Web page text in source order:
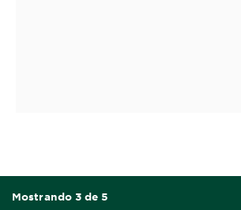
Mostrando 3 de 5